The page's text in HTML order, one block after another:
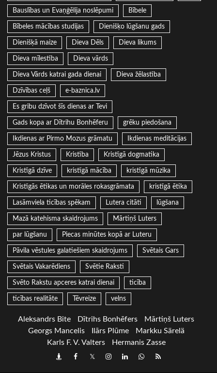
Bauslības un Evaņģēlija noslēpumi Bībele
Bībeles mācības studijas Dienišķo lūgšanu gads
Dienišķā maize Dieva Dēls Dieva likums
Dieva mīlestība Dieva vārds
Dieva Vārds katrai gada dienai Dieva žēlastība
Dzīvības ceļš e-baznica.lv
Es gribu dzīvot šīs dienas ar Tevi
Gads kopa ar Dītrihu Bonhēferu grēku piedošana
Ikdienas ar Pirmo Mozus grāmatu Ikdienas meditācijas
Jēzus Kristus Kristība Kristīgā dogmatika
Kristīgā dzīve kristīgā mācība kristīgā mūzika
Kristīgās ētikas un morāles rokasgrāmata kristīgā ētika
Lasāmviela ticības spēkam Lutera citāti lūgšana
Mazā katehisma skaidrojums Mārtiņš Luters
par lūgšanu Piecas minūtes kopā ar Luteru
Pāvila vēstules galatiešiem skaidrojums Svētais Gars
Svētais Vakarēdiens Svētie Raksti
Svēto Rakstu apceres katrai dienai ticība
ticības realitāte Tēvreize velns
Aleksandrs Bite Dītrihs Bonhēfers
Mārtiņš Luters
Georgs Mancelis
Ilārs Plūme
Markku Särelä
Karls F. V. Valters
Hermanis Zasse
DraugiemFacebook
TwitterInstagram
LinkedInwhatsapp
RSS